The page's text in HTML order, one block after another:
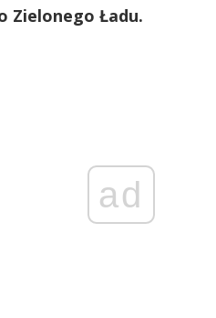
Zielonego Ładu.
ad